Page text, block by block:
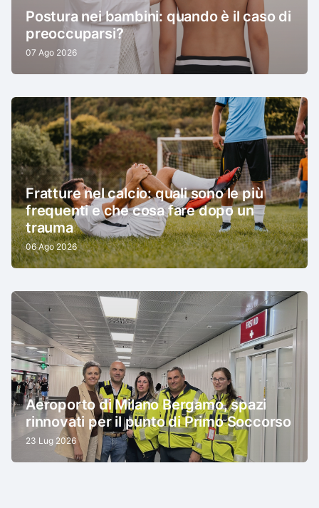
Postura nei bambini: quando è il caso di
preoccuparsi?
07 Ago 2026
Fratture nel calcio: quali sono le più
frequenti e che cosa fare dopo un
trauma
06 Ago 2026
Aeroporto di Milano Bergamo, spazi
rinnovati per il punto di Primo Soccorso
23 Lug 2026